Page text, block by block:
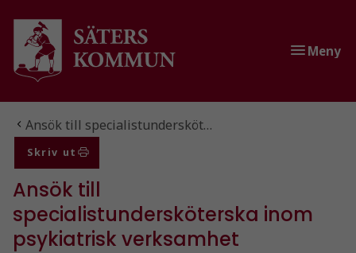
Gå till innehåll
Gå till huvudmeny
Meny
Du är här:
Ansök till specialistundersköt…
Skriv ut
Ansök till
specialistundersköterska inom
psykiatrisk verksamhet